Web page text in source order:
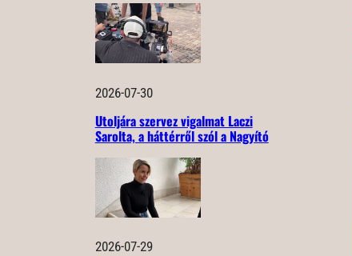
2026-07-30
Utoljára szervez vigalmat Laczi
Sarolta, a háttérről szól a Nagyító
2026-07-29